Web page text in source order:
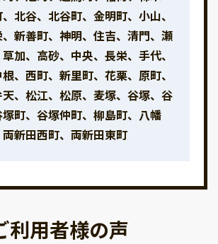
北谷、北谷町、金明町、小山、
新善町、神明、住吉、清門、瀬
加、高砂、中央、長栄、手代、
、西町、新里町、花栗、原町、
、松江、松原、麦塚、谷塚、谷
町、谷塚仲町、柳島町、八幡
新田西町、両新田東町
利用者様の声